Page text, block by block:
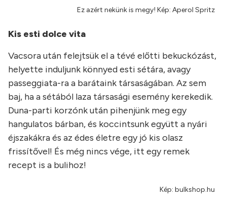
Ez azért nekünk is megy! Kép: Aperol Spritz
Kis esti dolce vita
Vacsora után felejtsük el a tévé előtti bekuckózást,
helyette induljunk könnyed esti sétára, avagy
passeggiata-ra a barátaink társaságában. Az sem
baj, ha a sétából laza társasági esemény kerekedik.
Duna-parti korzónk után pihenjünk meg egy
hangulatos bárban, és koccintsunk együtt a nyári
éjszakákra és az édes életre egy jó kis olasz
frissítővel! És még nincs vége, itt egy remek
recept is a bulihoz!
Kép: bulkshop.hu